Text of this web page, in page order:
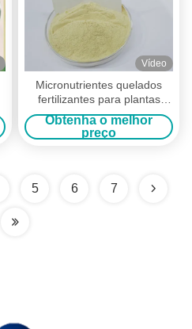
Vídeo
Micronutrientes quelados
fertilizantes para plantas
robustas e resistentes a
doenças
Obtenha o melhor
preço
5 6 7